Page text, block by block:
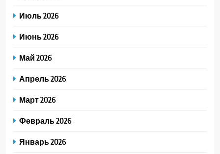
Июль 2026
Июнь 2026
Май 2026
Апрель 2026
Март 2026
Февраль 2026
Январь 2026